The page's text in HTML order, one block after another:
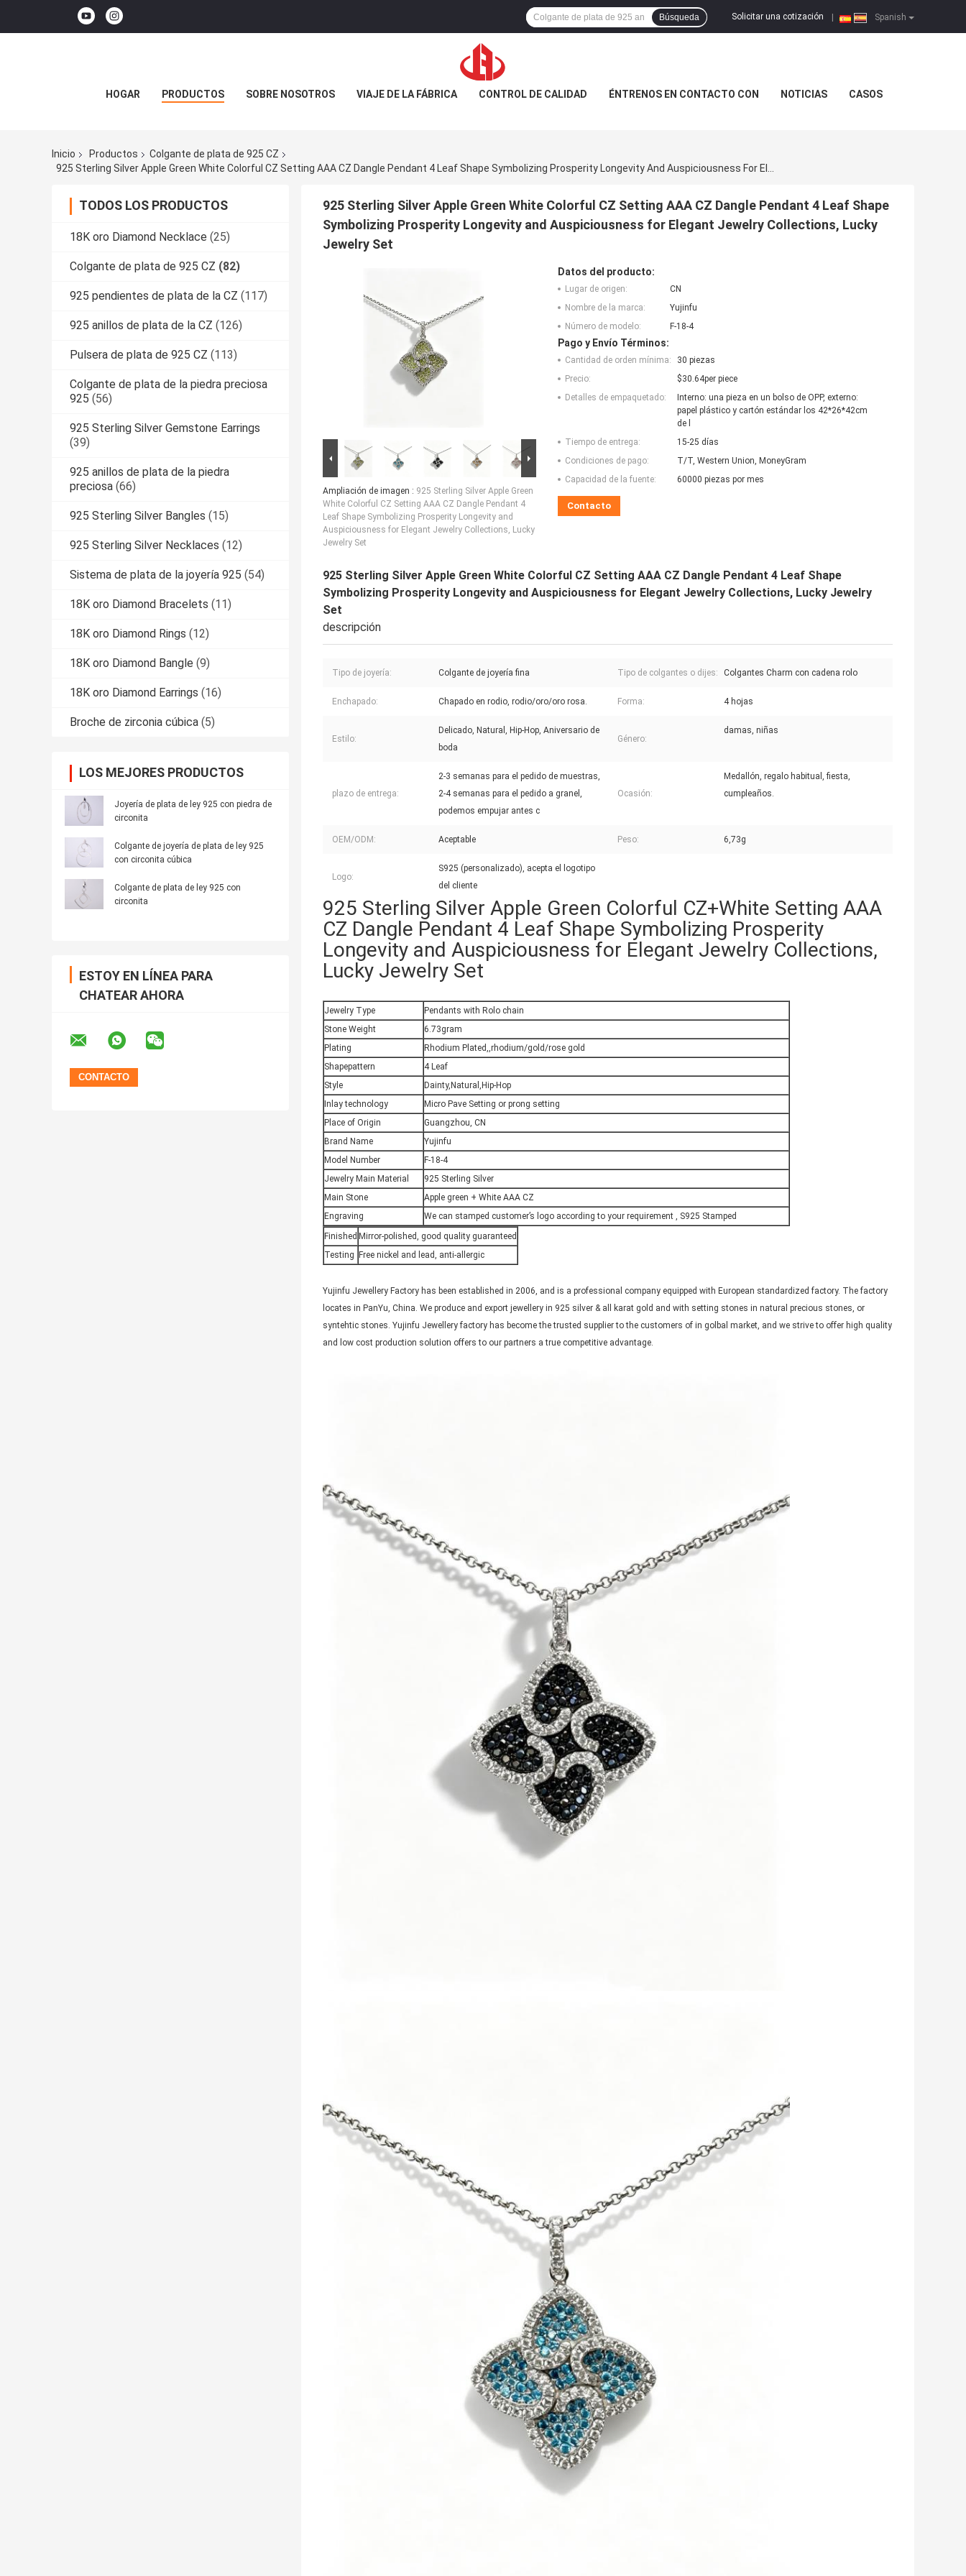
Spanish
Solicitar una cotización
Búsqueda
HOGAR PRODUCTOS SOBRE NOSOTROS VIAJE DE LA FÁBRICA CONTROL DE CALIDAD ÉNTRENOS EN CONTACTO CON NOTICIAS CASOS
Inicio Productos
Colgante de plata de 925 CZ
TODOS LOS PRODUCTOS
18K oro Diamond Necklace (25)
Colgante de plata de 925 CZ (82)
925 pendientes de plata de la CZ (117)
925 anillos de plata de la CZ (126)
Pulsera de plata de 925 CZ (113)
Colgante de plata de la piedra preciosa
925 (56)
925 Sterling Silver Gemstone Earrings
(39)
925 anillos de plata de la piedra
preciosa (66)
925 Sterling Silver Bangles (15)
925 Sterling Silver Necklaces (12)
Sistema de plata de la joyería 925 (54)
18K oro Diamond Bracelets (11)
18K oro Diamond Rings (12)
18K oro Diamond Bangle (9)
18K oro Diamond Earrings (16)
Broche de zirconia cúbica (5)
LOS MEJORES PRODUCTOS
Joyería de plata de ley 925 con piedra de
circonita
Colgante de joyería de plata de ley 925
con circonita cúbica
Colgante de plata de ley 925 con
circonita
ESTOY EN LÍNEA PARA
CHATEAR AHORA
925 Sterling Silver Apple Green White Colorful CZ Setting AAA CZ Dangle Pendant 4 Leaf Shape
Symbolizing Prosperity Longevity and Auspiciousness for Elegant Jewelry Collections, Lucky
Jewelry Set
Ampliación de imagen : 925 Sterling Silver Apple Green
White Colorful CZ Setting AAA CZ Dangle Pendant 4
Leaf Shape Symbolizing Prosperity Longevity and
Auspiciousness for Elegant Jewelry Collections, Lucky
Jewelry Set
Datos del producto:
Lugar de origen:
CN
Nombre de la marca:
Yujinfu
Número de modelo:
F-18-4
Pago y Envío Términos:
Cantidad de orden mínima:
30 piezas
Precio:
$30.64per piece
Detalles de empaquetado:
Interno: una pieza en un bolso de OPP, externo:
papel plástico y cartón estándar los 42*26*42cm
de l
Tiempo de entrega:
15-25 días
Condiciones de pago:
T/T, Western Union, MoneyGram
Capacidad de la fuente:
60000 piezas por mes
Contacto
925 Sterling Silver Apple Green White Colorful CZ Setting AAA CZ Dangle Pendant 4 Leaf Shape
Symbolizing Prosperity Longevity and Auspiciousness for Elegant Jewelry Collections, Lucky Jewelry
Set
descripción
Tipo de joyería: Colgante de joyería fina Tipo de colgantes o dijes: Colgantes Charm con cadena rolo
Enchapado: Chapado en rodio, rodio/oro/oro rosa. Forma: 4 hojas
Estilo:
Delicado, Natural, Hip-Hop, Aniversario de
boda
Género:
damas, niñas
plazo de entrega:
2-3 semanas para el pedido de muestras,
2-4 semanas para el pedido a granel,
podemos empujar antes c
Ocasión:
Medallón, regalo habitual, fiesta,
cumpleaños.
OEM/ODM: Aceptable Peso: 6,73g
Logo:
S925 (personalizado), acepta el logotipo
del cliente
925 Sterling Silver Apple Green Colorful CZ+White Setting AAA
CZ Dangle Pendant 4 Leaf Shape Symbolizing Prosperity
Longevity and Auspiciousness for Elegant Jewelry Collections,
Lucky Jewelry Set
Jewelry Type
Pendants with Rolo chain
Stone Weight
6.73gram
Plating
Rhodium Plated,,rhodium/gold/rose gold
Shapepattern
4 Leaf
Style
Dainty,Natural,Hip-Hop
Inlay technology
Micro Pave Setting or prong setting
Place of Origin
Guangzhou, CN
Brand Name
Yujinfu
Model Number
F-18-4
Jewelry Main Material
925 Sterling Silver
Main Stone
Apple green + White AAA CZ
Engraving
We can stamped customer’s logo according to your requirement , S925 Stamped
Finished Mirror-polished, good quality guaranteed
Testing Free nickel and lead, anti-allergic
Yujinfu Jewellery Factory has been established in 2006, and is a professional company equipped with European standardized factory. The factory
locates in PanYu, China. We produce and export jewellery in 925 silver & all karat gold and with setting stones in natural precious stones, or
syntehtic stones. Yujinfu Jewellery factory has become the trusted supplier to the customers of in golbal market, and we strive to offer high quality
and low cost production solution offers to our partners a true competitive advantage.